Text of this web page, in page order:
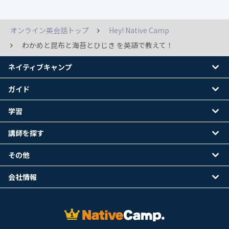
オンライン英会話トップ
Hey! Native Camp
わかめと昆布と海苔とひじき を英語で教えて！
ネイティブキャンプ
ガイド
学習
講師を探す
その他
会社情報